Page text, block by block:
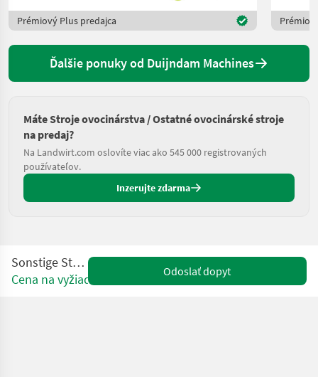
Prémiový Plus predajca
Ďalšie ponuky od Duijndam Machines
Máte Stroje ovocinárstva / Ostatné ovocinárské stroje
na predaj?
Na Landwirt.com oslovíte viac ako 545 000 registrovaných
používateľov.
Inzerujte zdarma
Sonstige Standaard
Cena na vyžiadanie
Odoslať dopyt